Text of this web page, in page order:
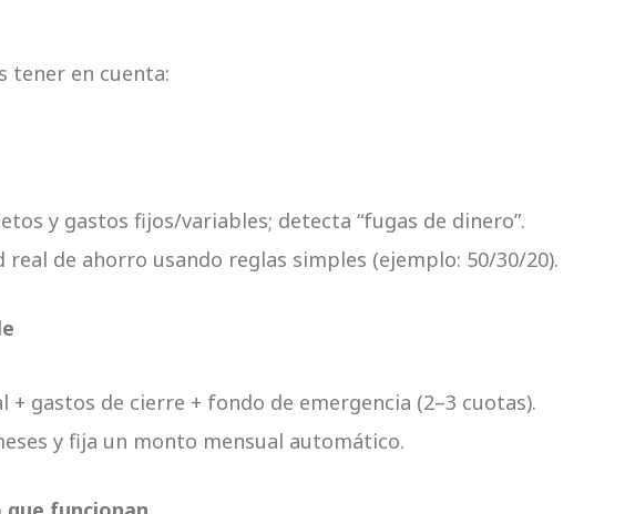
a
m
tener en cuenta:
y gastos fijos/variables; detecta “fugas de dinero”.
real de ahorro usando reglas simples (ejemplo: 50/30/20).
+ gastos de cierre + fondo de emergencia (2–3 cuotas).
y fija un monto mensual automático.